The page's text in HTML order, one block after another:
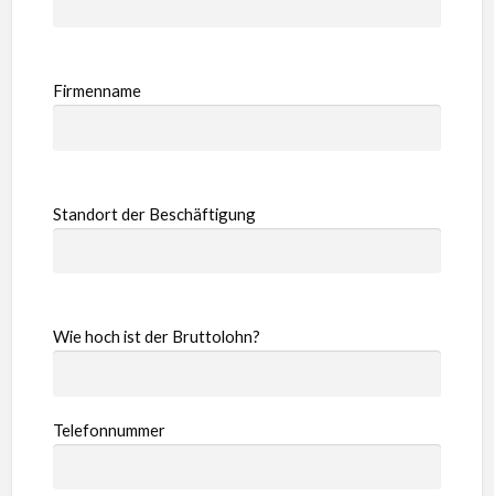
Firmenname
Standort der Beschäftigung
Wie hoch ist der Bruttolohn?
Telefonnummer